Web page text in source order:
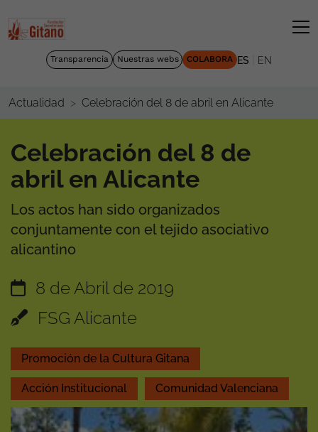
Transparencia Nuestras webs COLABORA ES EN
Actualidad Celebración del 8 de abril en Alicante
Celebración del 8 de
abril en Alicante
Los actos han sido organizados
conjuntamente con el tejido asociativo
alicantino
8 de Abril de 2019
FSG Alicante
Promoción de la Cultura Gitana
Acción Institucional Comunidad Valenciana